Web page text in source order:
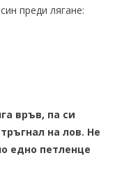
преди лягане:
връв, па си
на лов. Не
едно петленце